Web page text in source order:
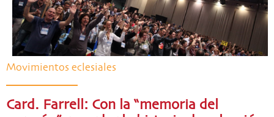
Movimientos eclesiales
Card. Farrell: Con la “memoria del